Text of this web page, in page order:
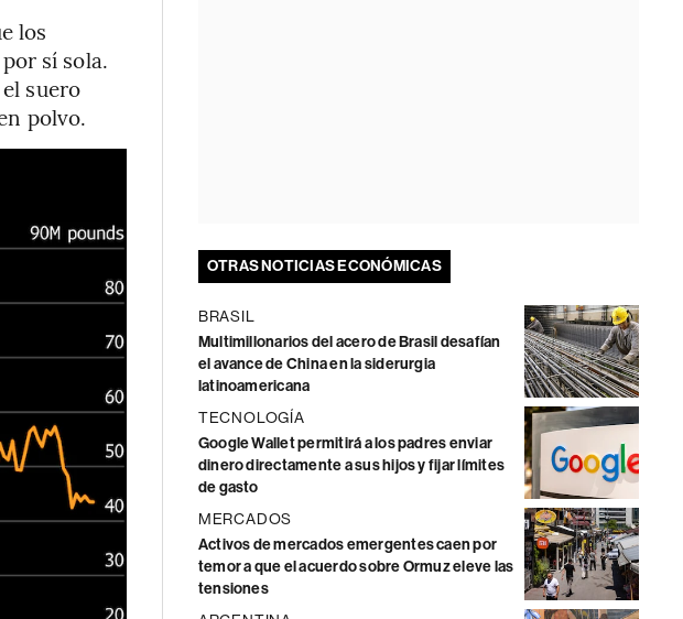
los
sí sola.
suero
polvo.
OTRAS NOTICIAS ECONÓMICAS
BRASIL
Multimillonarios del acero de Brasil desafían
el avance de China en la siderurgia
latinoamericana
TECNOLOGÍA
Google Wallet permitirá a los padres enviar
dinero directamente a sus hijos y fijar límites
de gasto
MERCADOS
Activos de mercados emergentes caen por
temor a que el acuerdo sobre Ormuz eleve las
tensiones